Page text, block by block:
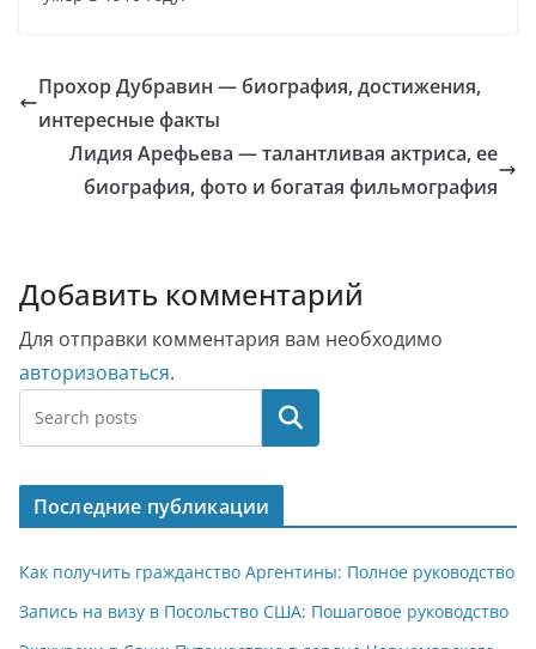
Прохор Дубравин — биография, достижения,
интересные факты
Лидия Арефьева — талантливая актриса, ее
биография, фото и богатая фильмография
Добавить комментарий
Для отправки комментария вам необходимо
авторизоваться.
Поиск
Последние публикации
Как получить гражданство Аргентины: Полное руководство
Запись на визу в Посольство США: Пошаговое руководство